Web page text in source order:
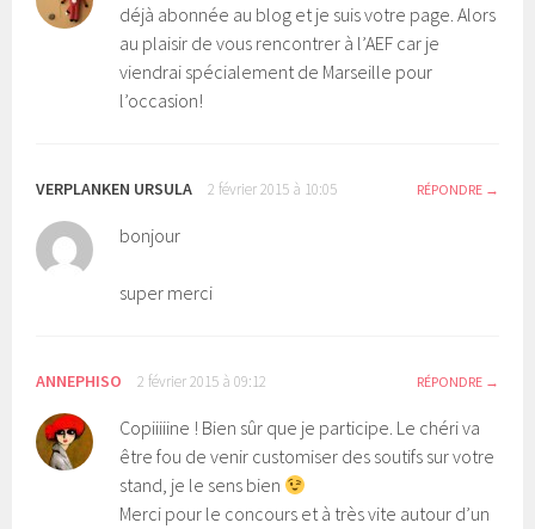
déjà abonnée au blog et je suis votre page. Alors
au plaisir de vous rencontrer à l’AEF car je
viendrai spécialement de Marseille pour
l’occasion!
VERPLANKEN URSULA 2 février 2015 à 10:05 RÉPONDRE
bonjour
super merci
ANNEPHISO 2 février 2015 à 09:12 RÉPONDRE
Copiiiiine ! Bien sûr que je participe. Le chéri va
être fou de venir customiser des soutifs sur votre
stand, je le sens bien
Merci pour le concours et à très vite autour d’un